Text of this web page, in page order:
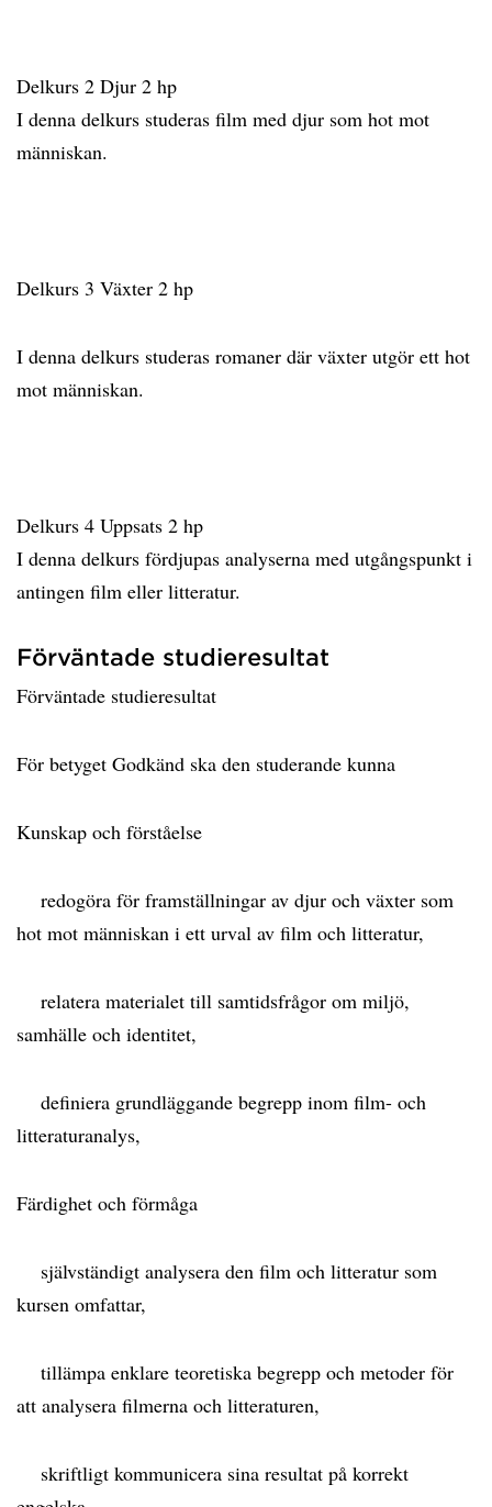
Delkurs 2 Djur 2 hp
I denna delkurs studeras film med djur som hot mot
människan.
Delkurs 3 Växter 2 hp
I denna delkurs studeras romaner där växter utgör ett hot
mot människan.
Delkurs 4 Uppsats 2 hp
I denna delkurs fördjupas analyserna med utgångspunkt i
antingen film eller litteratur.
Förväntade studieresultat
Förväntade studieresultat
För betyget Godkänd ska den studerande kunna
Kunskap och förståelse
redogöra för framställningar av djur och växter som
hot mot människan i ett urval av film och litteratur,
relatera materialet till samtidsfrågor om miljö,
samhälle och identitet,
definiera grundläggande begrepp inom film- och
litteraturanalys,
Färdighet och förmåga
självständigt analysera den film och litteratur som
kursen omfattar,
tillämpa enklare teoretiska begrepp och metoder för
att analysera filmerna och litteraturen,
skriftligt kommunicera sina resultat på korrekt